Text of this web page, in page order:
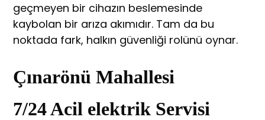
geçmeyen bir cihazın beslemesinde
kaybolan bir arıza akımıdır. Tam da bu
noktada fark, halkın güvenliği rolünü oynar.
Çınarönü Mahallesi
7/24 Acil elektrik Servisi